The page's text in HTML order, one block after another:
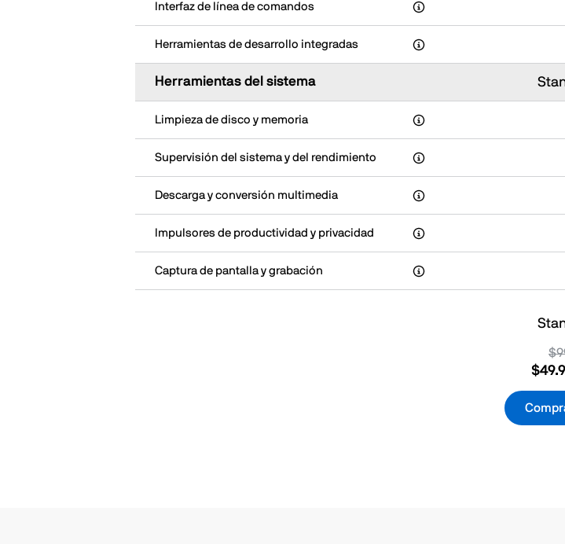
Interfaz de línea de comandos
Herramientas de desarrollo integradas
Herramientas del sistema
Limpieza de disco y memoria
Supervisión del sistema y del rendimiento
Descarga y conversión multimedia
Impulsores de productividad y privacidad
Captura de pantalla y grabación